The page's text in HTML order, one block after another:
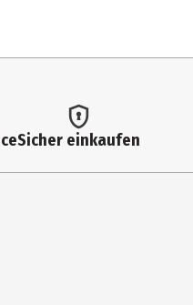
Sicher einkaufen